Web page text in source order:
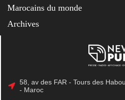
Marocains du monde
Archives
58, av des FAR - Tours des
- Maroc